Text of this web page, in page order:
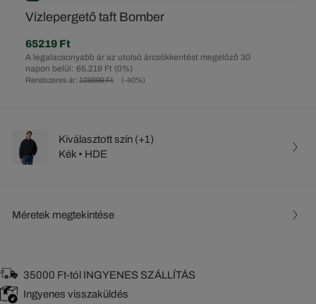
Vízlepergető taft Bomber
Rendszeres ár: 108699 Ft (-40%)
A legalacsonyabb ár az utolsó árcsökkentést megelőző 30
napon belül: 65.219 Ft (0%)
65219 Ft
Kiválasztott szín (+1)
Kék • HDE
Méretek megtekintése
35000 Ft-tól INGYENES SZÁLLÍTÁS
Ingyenes visszaküldés